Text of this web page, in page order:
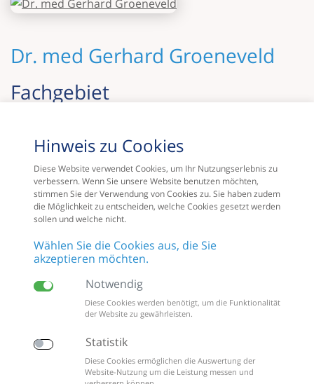
Dr. med Gerhard Groeneveld
Fach­gebiet
mehr
Hinweis zu Cookies
Diese Website verwendet Cookies, um Ihr Nutzungserlebnis zu
verbessern. Wenn Sie unsere Website benutzen möchten,
stimmen Sie der Verwendung von Cookies zu. Sie haben zudem
die Möglichkeit zu entscheiden, welche Cookies gesetzt werden
sollen und welche nicht.
Wählen Sie die Cookies aus, die Sie
akzeptieren möchten.
Notwendig
Diese Cookies werden benötigt, um die Funktionalität
der Website zu gewährleisten.
Statistik
Diese Cookies ermöglichen die Auswertung der
Website-Nutzung um die Leistung messen und